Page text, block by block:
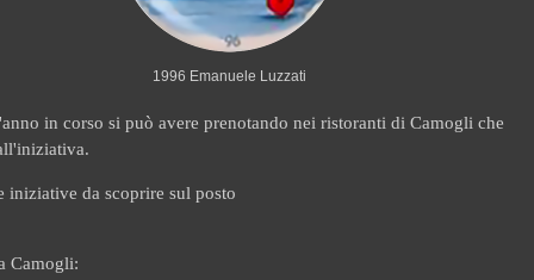
1996 Emanuele Luzzati
in corso si può avere prenotando nei ristoranti di Camogli che
iniziative da scoprire sul posto
Camogli: